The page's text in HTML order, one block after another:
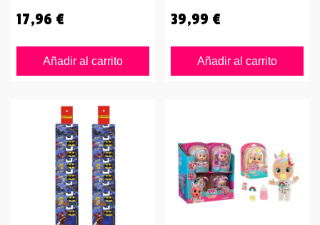
17,96 €
Añadir al carrito
39,99 €
Añadir al carrito